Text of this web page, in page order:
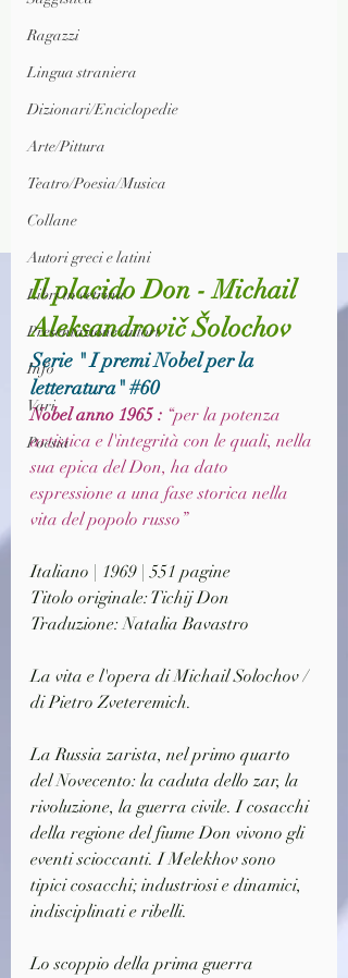
Ragazzi
Lingua straniera
Dizionari/Enciclopedie
Arte/Pittura
Teatro/Poesia/Musica
Collane
Autori greci e latini
Libri in vetrina
Presentazione autori
Info
Vari
Poesia
Il placido Don - Michail
Aleksandrovič Šolochov
Serie " I premi Nobel per la
letteratura" #60
Nobel anno 1965 : “per la potenza
artistica e l'integrità con le quali, nella
sua epica del Don, ha dato
espressione a una fase storica nella
vita del popolo russo”
Italiano | 1969 | 551 pagine
Titolo originale: Tichij Don
Traduzione: Natalia Bavastro
La vita e l'opera di Michail Solochov /
di Pietro Zveteremich.
La Russia zarista, nel primo quarto
del Novecento: la caduta dello zar, la
rivoluzione, la guerra civile. I cosacchi
della regione del fiume Don vivono gli
eventi scioccanti. I Melekhov sono
tipici cosacchi; industriosi e dinamici,
indisciplinati e ribelli.
Lo scoppio della prima guerra